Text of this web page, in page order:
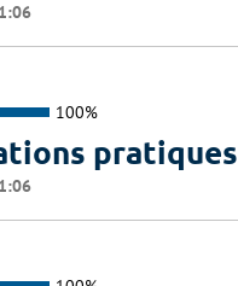
100%
pratiques